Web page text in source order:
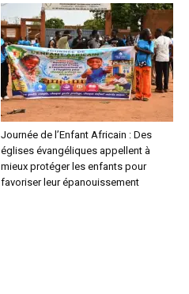
‎Journée de l’Enfant Africain : Des
églises évangéliques appellent à
mieux protéger les enfants pour
favoriser leur épanouissement